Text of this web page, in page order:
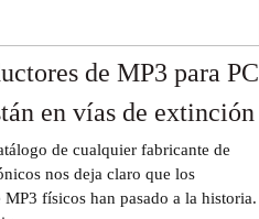
de MP3 para PC
en vías de extinción
de cualquier fabricante de
nos deja claro que los
MP3 físicos han pasado a la historia.